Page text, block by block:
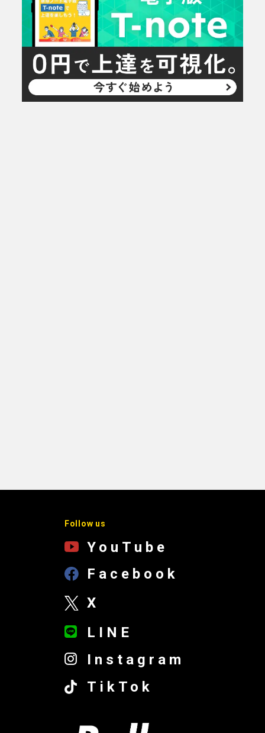
Follow us
YouTube
Facebook
X
LINE
Instagram
TikTok